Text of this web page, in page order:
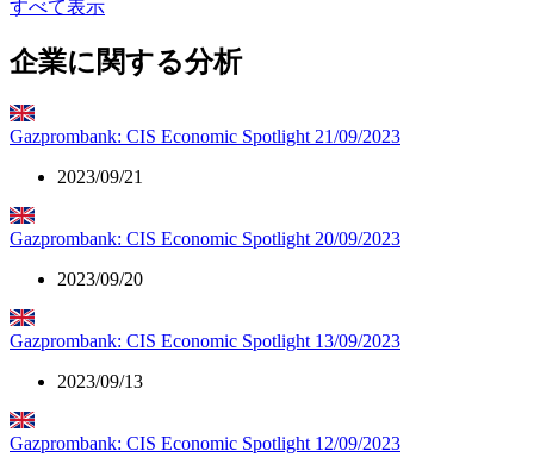
すべて表示
企業に関する分析
Gazprombank: CIS Economic Spotlight 21/09/2023
2023/09/21
Gazprombank: CIS Economic Spotlight 20/09/2023
2023/09/20
Gazprombank: CIS Economic Spotlight 13/09/2023
2023/09/13
Gazprombank: CIS Economic Spotlight 12/09/2023